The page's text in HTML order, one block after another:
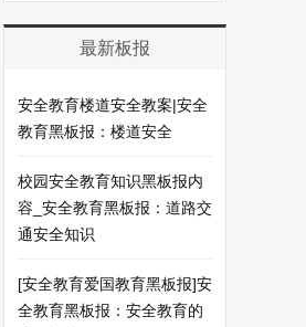
最新板报
安全教育楼道安全教案|安全
教育黑板报：楼道安全
校园安全教育知识黑板报内
容_安全教育黑板报：道路交
通安全知识
[安全教育爱国教育黑板报]安
全教育黑板报：安全教育的